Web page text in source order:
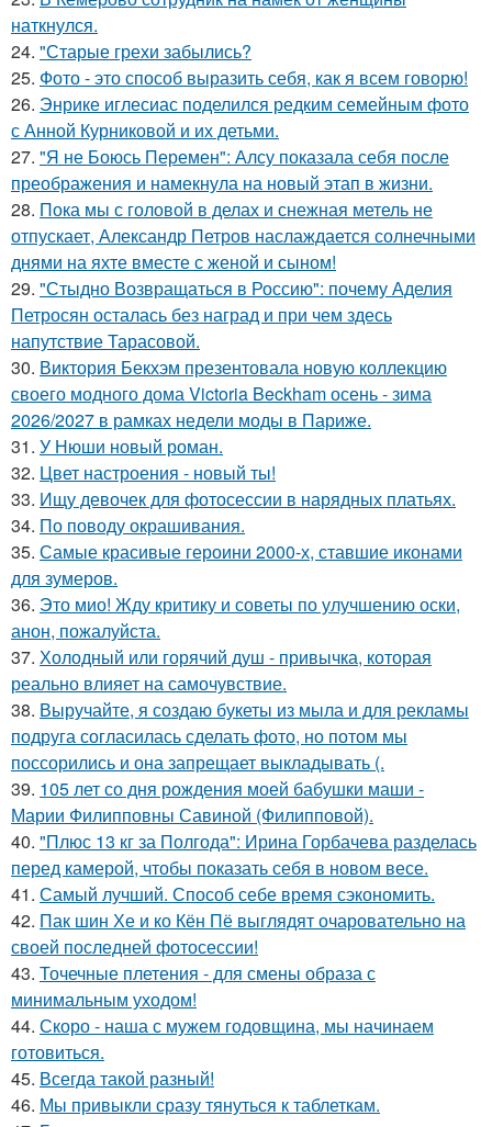
наткнулся.
24. "Старые грехи забылись?
25. Фото - это способ выразить себя, как я всем говорю!
26. Энрике иглесиас поделился редким семейным фото
с Анной Курниковой и их детьми.
27. "Я не Боюсь Перемен": Алсу показала себя после
преображения и намекнула на новый этап в жизни.
28. Пока мы с головой в делах и снежная метель не
отпускает, Александр Петров наслаждается солнечными
днями на яхте вместе с женой и сыном!
29. "Стыдно Возвращаться в Россию": почему Аделия
Петросян осталась без наград и при чем здесь
напутствие Тарасовой.
30. Виктория Бекхэм презентовала новую коллекцию
своего модного дома Victoria Beckham осень - зима
2026/2027 в рамках недели моды в Париже.
31. У Нюши новый роман.
32. Цвет настроения - новый ты!
33. Ищу девочек для фотосессии в нарядных платьях.
34. По поводу окрашивания.
35. Самые красивые героини 2000-х, ставшие иконами
для зумеров.
36. Это мио! Жду критику и советы по улучшению оски,
анон, пожалуйста.
37. Холодный или горячий душ - привычка, которая
реально влияет на самочувствие.
38. Выручайте, я создаю букеты из мыла и для рекламы
подруга согласилась сделать фото, но потом мы
поссорились и она запрещает выкладывать (.
39. 105 лет со дня рождения моей бабушки маши -
Марии Филипповны Савиной (Филипповой).
40. "Плюс 13 кг за Полгода": Ирина Горбачева разделась
перед камерой, чтобы показать себя в новом весе.
41. Самый лучший. Способ себе время сэкономить.
42. Пак шин Хе и ко Кён Пё выглядят очаровательно на
своей последней фотосессии!
43. Точечные плетения - для смены образа с
минимальным уходом!
44. Скоро - наша с мужем годовщина, мы начинаем
готовиться.
45. Всегда такой разный!
46. Мы привыкли сразу тянуться к таблеткам.